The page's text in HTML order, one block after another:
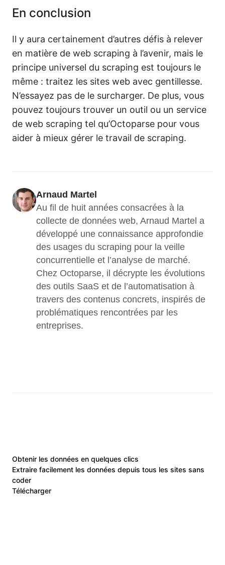
En conclusion
Il y aura certainement d’autres défis à relever
en matière de web scraping à l’avenir, mais le
principe universel du scraping est toujours le
même : traitez les sites web avec gentillesse.
N’essayez pas de le surcharger. De plus, vous
pouvez toujours trouver un outil ou un service
de web scraping tel qu’Octoparse pour vous
aider à mieux gérer le travail de scraping.
Arnaud Martel
Au fil de huit années consacrées à la
collecte de données web, Arnaud Martel a
développé une connaissance approfondie
des usages du scraping pour la veille
concurrentielle et l’analyse de marché.
Chez Octoparse, il décrypte les évolutions
des outils SaaS et de l’automatisation à
travers des contenus concrets, inspirés de
problématiques rencontrées par les
entreprises.
Obtenir les données en quelques clics
Extraire facilement les données depuis tous les sites sans
coder
Télécharger